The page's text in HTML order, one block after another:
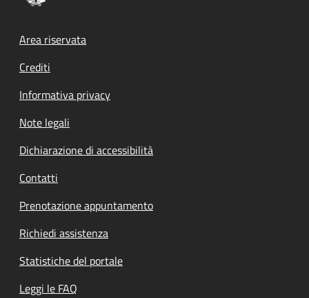
Footer menu
Area riservata
Crediti
Informativa privacy
Note legali
Dichiarazione di accessibilità
Contatti
Prenotazione appuntamento
Richiedi assistenza
Statistiche del portale
Leggi le FAQ